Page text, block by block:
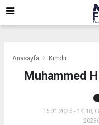
Anasayfa Kimdir
Muhammed
15.01.2025 - 14:18,